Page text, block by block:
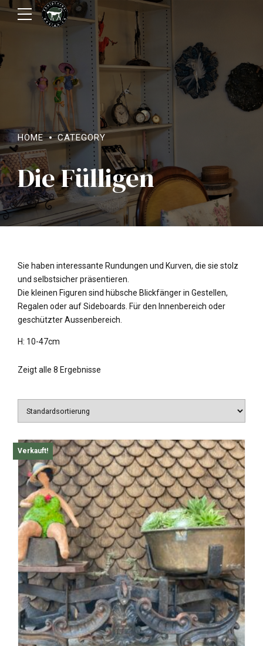
HOME CATEGORY
Die Fülligen
Sie haben interessante Rundungen und Kurven, die sie stolz
und selbstsicher präsentieren.
Die kleinen Figuren sind hübsche Blickfänger in Gestellen,
Regalen oder auf Sideboards. Für den Innenbereich oder
geschützter Aussenbereich.
H: 10-47cm
Zeigt alle 8 Ergebnisse
Verkauft!